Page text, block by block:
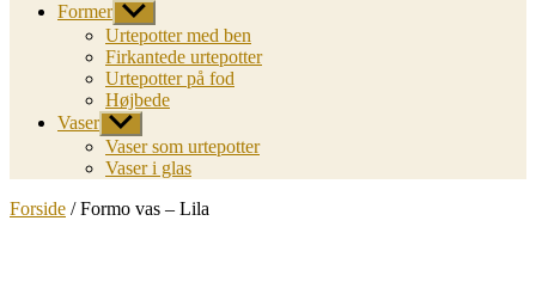
Former Vis
undermenu
Urtepotter med ben
Firkantede urtepotter
Urtepotter på fod
Højbede
Vaser Vis
undermenu
Vaser som urtepotter
Vaser i glas
Forside / Formo vas – Lila